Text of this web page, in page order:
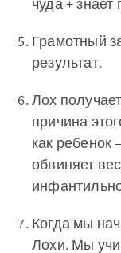
Грамотный
результат.
Лох
причина
как ребенок
обвиняет
Когда мы
Лохи. Мы